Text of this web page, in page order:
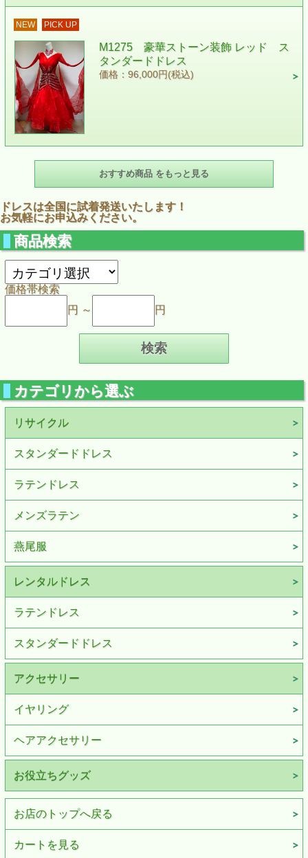
NEW PICK UP
M1275 豪華ストーン装飾 レッド ス
タンダードドレス
価格：96,000円(税込)
おすすめ商品 をもっと見る
ドレスは全国に試着発送いたします！
お気軽にお申込みください。
商品検索
価格帯検索
円 ～
円
カテゴリから選ぶ
リサイクル
スタンダードドレス
ラテンドレス
メンズラテン
燕尾服
レンタルドレス
ラテンドレス
スタンダードドレス
アクセサリー
イヤリング
ヘアアクセサリー
お役立ちグッズ
お店のトップへ戻る
カートを見る